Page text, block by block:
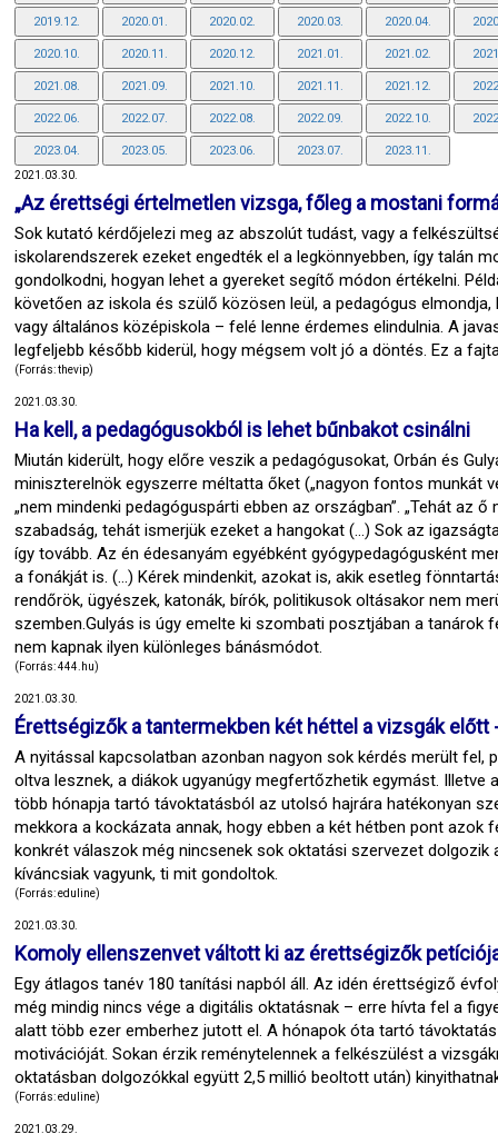
2019.12. 2020.01. 2020.02. 2020.03. 2020.04.
2020.10. 2020.11. 2020.12. 2021.01. 2021.02.
2021.08. 2021.09. 2021.10. 2021.11. 2021.12.
2022.06. 2022.07. 2022.08. 2022.09. 2022.10.
2023.04. 2023.05. 2023.06. 2023.07. 2023.11.
2021.03.30.
„Az érettségi értelmetlen vizsga, főleg a mostani
Sok kutató kérdőjelezi meg az abszolút tudást, vagy a
iskolarendszerek ezeket engedték el a legkönnyebben, így talán
gondolkodni, hogyan lehet a gyereket segítő módon értékelni.
követően az iskola és szülő közösen leül, a pedagógus
vagy általános középiskola – felé lenne érdemes elindulnia. A
legfeljebb később kiderül, hogy mégsem volt jó a döntés. Ez a
(Forrás: thevip)
2021.03.30.
Ha kell, a pedagógusokból is lehet bűnbakot csinálni
Miután kiderült, hogy előre veszik a pedagógusokat, Orbán és
miniszterelnök egyszerre méltatta őket („nagyon fontos munkát
„nem mindenki pedagóguspárti ebben az országban”. „Tehát az
szabadság, tehát ismerjük ezeket a hangokat (...) Sok az
így tovább. Az én édesanyám egyébként gyógypedagógusként
a fonákját is. (...) Kérek mindenkit, azokat is, akik esetleg
rendőrök, ügyészek, katonák, bírók, politikusok oltásakor nem
szemben.Gulyás is úgy emelte ki szombati posztjában a
nem kapnak ilyen különleges bánásmódot.
(Forrás: 444.hu)
2021.03.30.
Érettségizők a tantermekben két héttel a vizsgák
A nyitással kapcsolatban azonban nagyon sok kérdés merült fel,
oltva lesznek, a diákok ugyanúgy megfertőzhetik egymást.
több hónapja tartó távoktatásból az utolsó hajrára hatékonyan
mekkora a kockázata annak, hogy ebben a két hétben pont azok
konkrét válaszok még nincsenek sok oktatási szervezet
kíváncsiak vagyunk, ti mit gondoltok.
(Forrás: eduline)
2021.03.30.
Komoly ellenszenvet váltott ki az érettségizők
Egy átlagos tanév 180 tanítási napból áll. Az idén érettségiző
még mindig nincs vége a digitális oktatásnak – erre hívta fel a
alatt több ezer emberhez jutott el. A hónapok óta tartó
motivációját. Sokan érzik reménytelennek a felkészülést a
oktatásban dolgozókkal együtt 2,5 millió beoltott után)
(Forrás: eduline)
2021.03.29.